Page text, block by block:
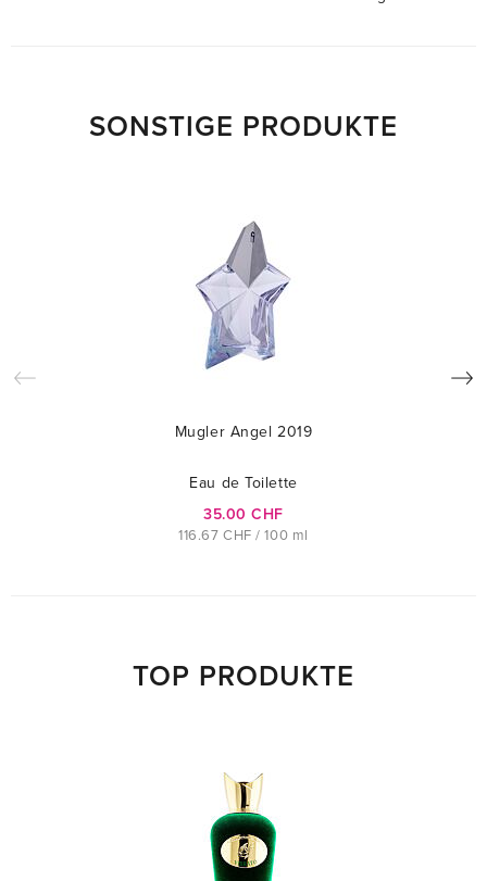
SONSTIGE PRODUKTE
Mugler Angel 2019
Eau de Toilette
35.00 CHF
116.67 CHF / 100 ml
TOP PRODUKTE